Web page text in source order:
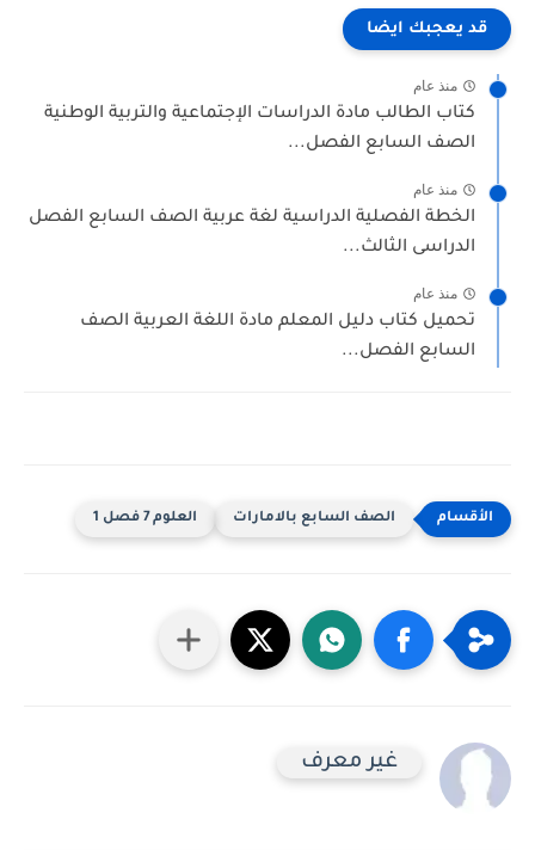
قد يعجبك ايضا
منذ عام
كتاب الطالب مادة الدراسات الإجتماعية والتربية الوطنية
الصف السابع الفصل...
منذ عام
الخطة الفصلية الدراسية لغة عربية الصف السابع الفصل
الدراسى الثالث...
منذ عام
تحميل كتاب دليل المعلم مادة اللغة العربية الصف
السابع الفصل...
الصف السابع بالامارات العلوم 7 فصل 1
غير معرف